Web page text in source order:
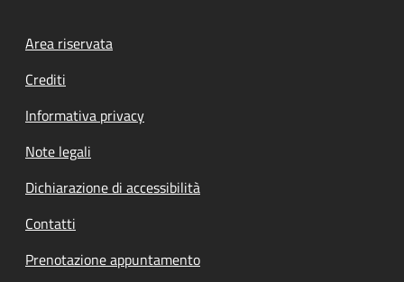
Footer menu
Area riservata
Crediti
Informativa privacy
Note legali
Dichiarazione di accessibilità
Contatti
Prenotazione appuntamento